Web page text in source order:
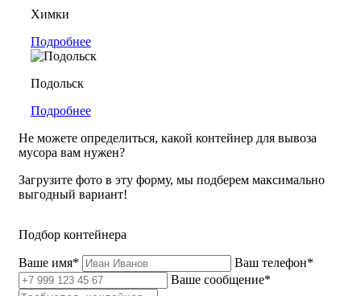
Химки
Подробнее
Подольск
Подробнее
Не можете определиться, какой контейнер для вывоза
мусора вам нужен?
Загрузите фото в эту форму, мы подберем максимально
выгодный вариант!
Подбор контейнера
Ваше имя*
Ваш телефон*
Ваше сообщение*